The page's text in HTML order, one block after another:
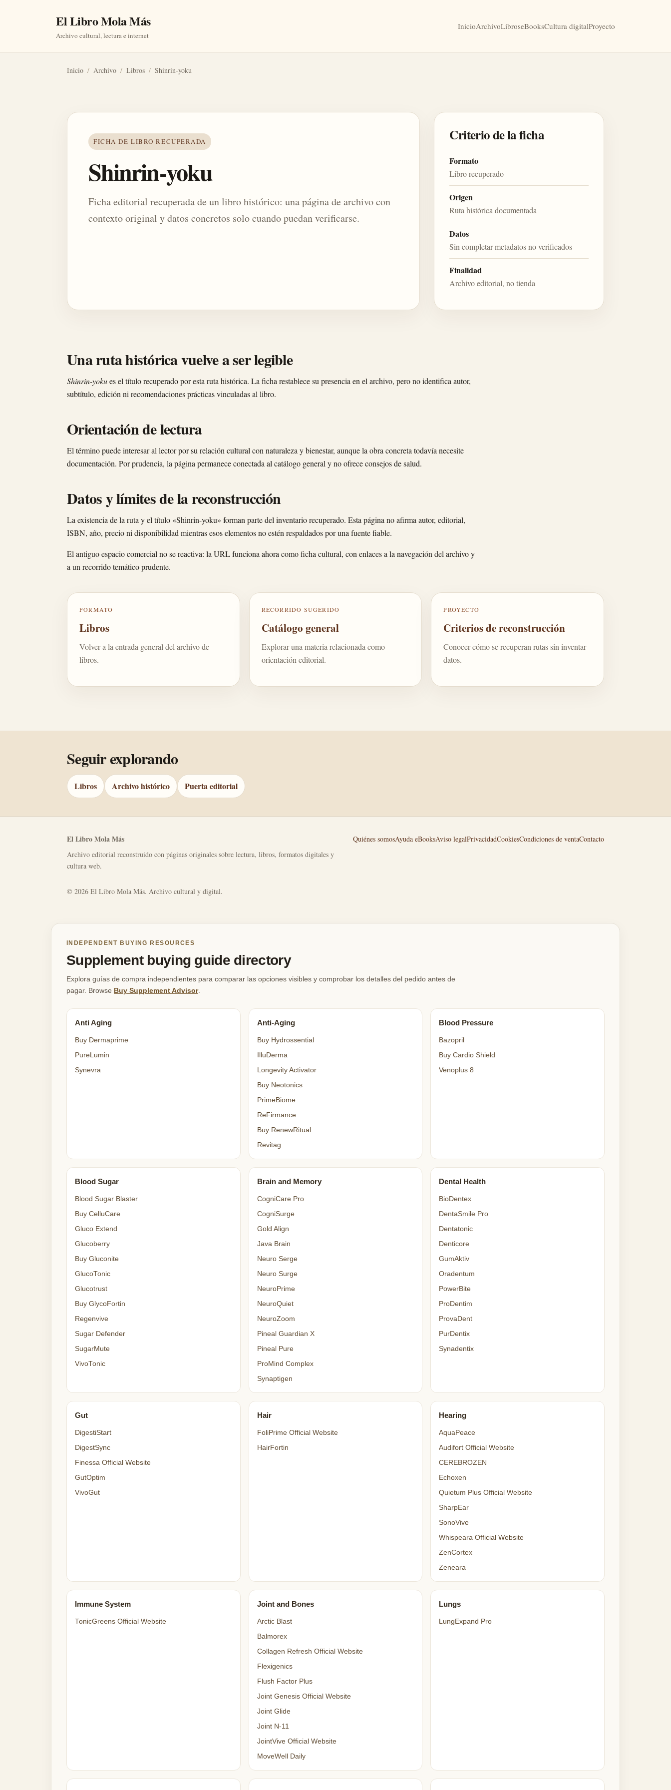
El Libro Mola Más
Archivo cultural, lectura e internet
InicioArchivoLibroseBooksCultura digitalProyecto
Inicio / Archivo / Libros / Shinrin-yoku
FICHA DE LIBRO RECUPERADA
Shinrin-yoku
Ficha editorial recuperada de un libro histórico: una página de archivo con
contexto original y datos concretos solo cuando puedan verificarse.
Criterio de la ficha
Formato
Libro recuperado
Origen
Ruta histórica documentada
Datos
Sin completar metadatos no verificados
Finalidad
Archivo editorial, no tienda
Una ruta histórica vuelve a ser legible
Shinrin-yokues el título recuperado por esta ruta histórica. La ficha restablece su presencia en el archivo, pero no identifica autor,
subtítulo, edición ni recomendaciones prácticas vinculadas al libro.
Orientación de lectura
El término puede interesar al lector por su relación cultural con naturaleza y bienestar, aunque la obra concreta todavía necesite
documentación. Por prudencia, la página permanece conectada al catálogo general y no ofrece consejos de salud.
Datos y límites de la reconstrucción
La existencia de la ruta y el título «Shinrin-yoku» forman parte del inventario recuperado. Esta página no afirma autor, editorial,
ISBN, año, precio ni disponibilidad mientras esos elementos no estén respaldados por una fuente fiable.
El antiguo espacio comercial no se reactiva: la URL funciona ahora como ficha cultural, con enlaces a la navegación del archivo y
a un recorrido temático prudente.
FORMATO
Libros
Volver a la entrada general del archivo de
libros.
RECORRIDO SUGERIDO
Catálogo general
Explorar una materia relacionada como
orientación editorial.
PROYECTO
Criterios de reconstrucción
Conocer cómo se recuperan rutas sin inventar
datos.
Seguir explorando
Libros Archivo histórico Puerta editorial
El Libro Mola Más
Archivo editorial reconstruido con páginas originales sobre lectura, libros, formatos digitales y
cultura web.
Quiénes somosAyuda eBooksAviso legalPrivacidadCookiesCondiciones de ventaContacto
© 2026 El Libro Mola Más. Archivo cultural y digital.
INDEPENDENT BUYING RESOURCES
Supplement buying guide directory
Explora guías de compra independientes para comparar las opciones visibles y comprobar los detalles del pedido antes de
pagar. Browse Buy Supplement Advisor.
Anti Aging
Buy Dermaprime
PureLumin
Synevra
Anti-Aging
Buy Hydrossential
IlluDerma
Longevity Activator
Buy Neotonics
PrimeBiome
ReFirmance
Buy RenewRitual
Revitag
Blood Pressure
Bazopril
Buy Cardio Shield
Venoplus 8
Blood Sugar
Blood Sugar Blaster
Buy CelluCare
Gluco Extend
Glucoberry
Buy Gluconite
GlucoTonic
Glucotrust
Buy GlycoFortin
Regenvive
Sugar Defender
SugarMute
VivoTonic
Brain and Memory
CogniCare Pro
CogniSurge
Gold Align
Java Brain
Neuro Serge
Neuro Surge
NeuroPrime
NeuroQuiet
NeuroZoom
Pineal Guardian X
Pineal Pure
ProMind Complex
Synaptigen
Dental Health
BioDentex
DentaSmile Pro
Dentatonic
Denticore
GumAktiv
Oradentum
PowerBite
ProDentim
ProvaDent
PurDentix
Synadentix
Gut
DigestiStart
DigestSync
Finessa Official Website
GutOptim
VivoGut
Hair
FoliPrime Official Website
HairFortin
Hearing
AquaPeace
Audifort Official Website
CEREBROZEN
Echoxen
Quietum Plus Official Website
SharpEar
SonoVive
Whispeara Official Website
ZenCortex
Zeneara
Immune System
TonicGreens Official Website
Joint and Bones
Arctic Blast
Balmorex
Collagen Refresh Official Website
Flexigenics
Flush Factor Plus
Joint Genesis Official Website
Joint Glide
Joint N-11
JointVive Official Website
MoveWell Daily
Lungs
LungExpand Pro